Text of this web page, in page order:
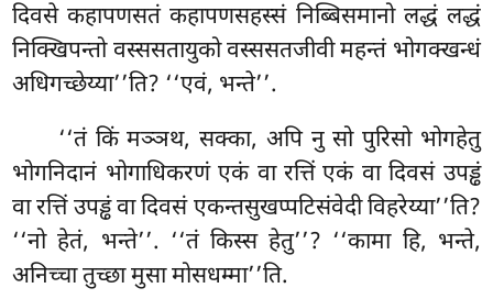
दिवसे कहापणसतं कहापणसहस्सं निब्बिसमानो लद्धं लद्धं
निक्खिपन्तो वस्ससतायुको वस्ससतजीवी महन्तं भोगक्खन्धं
अधिगच्छेय्या’’ति? ‘‘एवं, भन्ते’’.
‘‘तं किं मञ्ञथ, सक्का, अपि नु सो पुरिसो भोगहेतु
भोगनिदानं भोगाधिकरणं एकं वा रत्तिं एकं वा दिवसं उपड्ढं
वा रत्तिं उपड्ढं वा दिवसं एकन्तसुखप्पटिसंवेदी विहरेय्या’’ति?
‘‘नो हेतं, भन्ते’’. ‘‘तं किस्स हेतु’’? ‘‘कामा हि, भन्ते,
अनिच्चा तुच्छा मुसा मोसधम्मा’’ति.